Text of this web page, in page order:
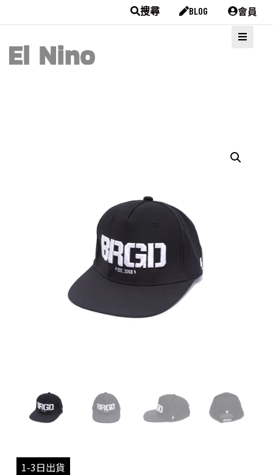
搜尋 BLOG 會員
1-3日出貨